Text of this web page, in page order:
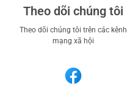
Theo dõi chúng tôi
Theo dõi chúng tôi trên các kênh
mạng xã hội